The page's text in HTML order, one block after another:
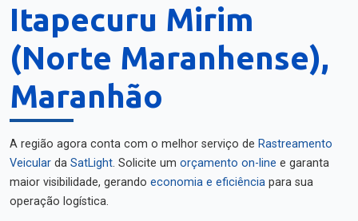
Itapecuru Mirim
(Norte Maranhense),
Maranhão
A região agora conta com o melhor serviço de Rastreamento
Veicular da SatLight. Solicite um orçamento on-line e garanta
maior visibilidade, gerando economia e eficiência para sua
operação logística.